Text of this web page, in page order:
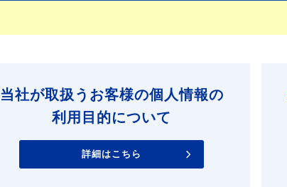
当社が取扱うお客様の個人情報の
利用目的について
詳細はこちら